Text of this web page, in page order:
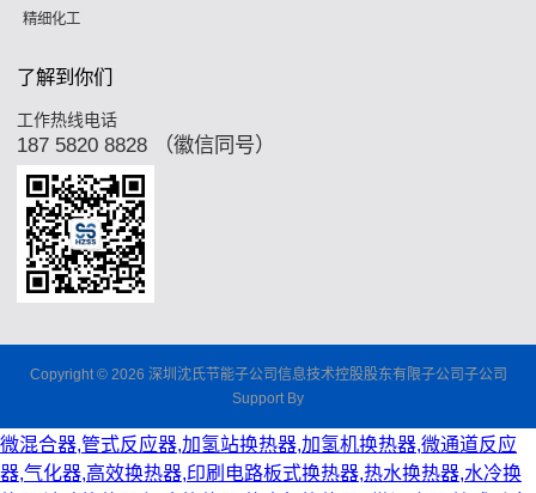
精细化工
了解到你们
工作热线电话
187 5820 8828 （徽信同号）
Copyright © 2026 深圳沈氏节能子公司信息技术控股股东有限子公司子公司
Support By
微混合器,管式反应器,加氢站换热器,加氢机换热器,微通道反应
器,气化器,高效换热器,印刷电路板式换热器,热水换热器,水冷换